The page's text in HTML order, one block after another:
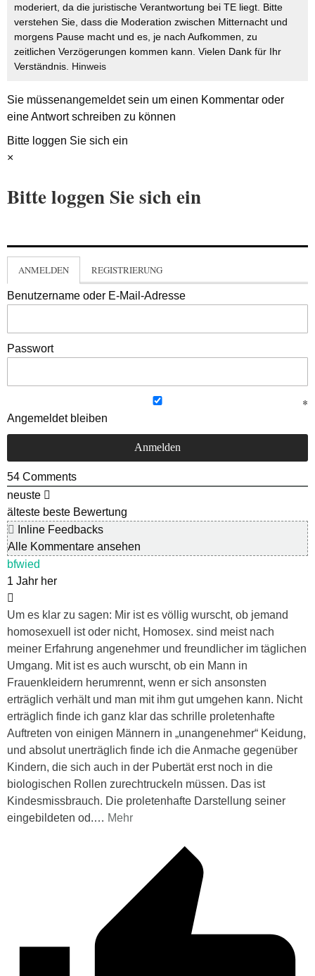
moderiert, da die juristische Verantwortung bei TE liegt. Bitte
verstehen Sie, dass die Moderation zwischen Mitternacht und
morgens Pause macht und es, je nach Aufkommen, zu
zeitlichen Verzögerungen kommen kann. Vielen Dank für Ihr
Verständnis. Hinweis
Sie müssenangemeldetsein um einen Kommentar oder
eine Antwort schreiben zu können
Bitte loggen Sie sich ein
×
Bitte loggen Sie sich ein
ANMELDEN REGISTRIERUNG
Benutzername oder E-Mail-Adresse
Passwort
Angemeldet bleiben
54 Comments
neuste
älteste beste Bewertung
Inline Feedbacks
Alle Kommentare ansehen
bfwied
1 Jahr her
Um es klar zu sagen: Mir ist es völlig wurscht, ob jemand
homosexuell ist oder nicht, Homosex. sind meist nach
meiner Erfahrung angenehmer und freundlicher im täglichen
Umgang. Mit ist es auch wurscht, ob ein Mann in
Frauenkleidern herumrennt, wenn er sich ansonsten
erträglich verhält und man mit ihm gut umgehen kann. Nicht
erträglich finde ich ganz klar das schrille proletenhafte
Auftreten von einigen Männern in „unangenehmer“ Keidung,
und absolut unerträglich finde ich die Anmache gegenüber
Kindern, die sich auch in der Pubertät erst noch in die
biologischen Rollen zurechtruckeln müssen. Das ist
Kindesmissbrauch. Die proletenhafte Darstellung seiner
eingebildeten od.… Mehr